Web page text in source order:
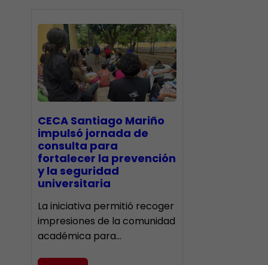
CECA Santiago Mariño
impulsó jornada de
consulta para
fortalecer la prevención
y la seguridad
universitaria
La iniciativa permitió recoger
impresiones de la comunidad
académica para…